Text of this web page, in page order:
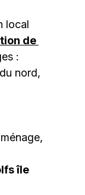
local
de
:
nord,
île